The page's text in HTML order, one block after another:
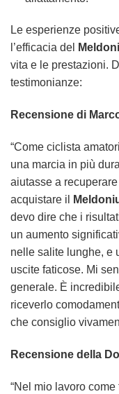
Le esperienze
l’efficacia del
vita e le prestazioni.
testimonianze:
Recensione di
“Come ciclista
una marcia in più
aiutasse a
acquistare il
devo dire che i
un aumento
nelle salite lunghe, e
uscite faticose. Mi
generale. È
riceverlo
che consiglio
Recensione della
“Nel mio lavoro